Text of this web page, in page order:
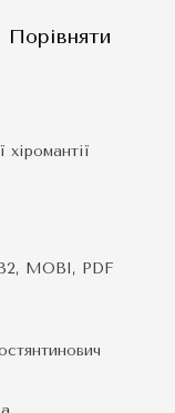
Порівняти
MOBI, PDF